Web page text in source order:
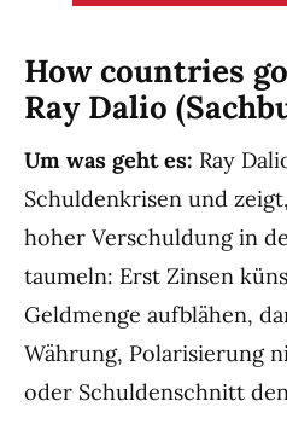
How countries
Ray Dalio
Um was geht es: Ray
Schuldenkrisen und
hoher Verschuldung in
taumeln: Erst Zinsen
Geldmenge aufblähen,
Währung, Polarisierung
oder Schuldenschnitt